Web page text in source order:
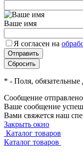
Ваше имя
Я согласен на
* - Поля, обязательные
Сообщение отправлено
Ваше сообщение
Вами свяжется наш
Закрыть окно
Каталог товаров
Каталог товаров